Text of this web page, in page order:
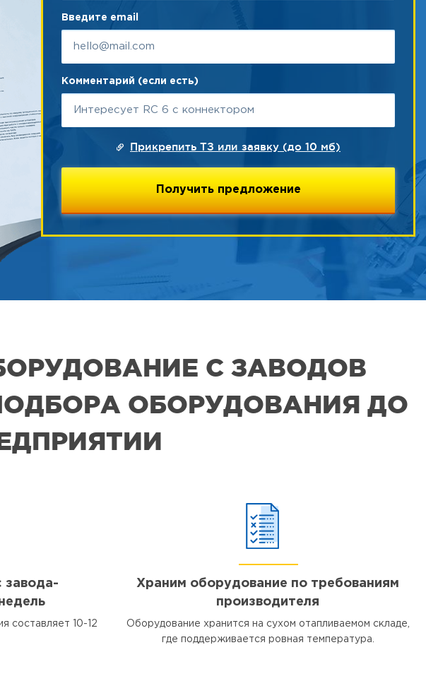
Введите email
Комментарий (если есть)
Прикрепить ТЗ или заявку (до 10 мб)
С ЗАВОДОВ
ОБОРУДОВАНИЯ ДО
завода-
составляет 10-12
Храним оборудование по требованиям
производителя
Оборудование хранится на сухом отапливаемом складе,
где поддерживается ровная температура.